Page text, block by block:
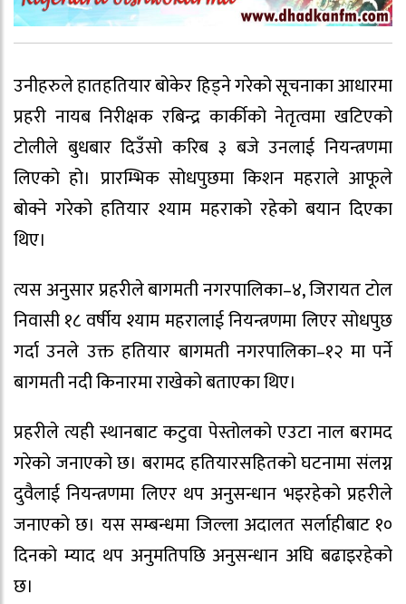
उनीहरुले हातहतियार बोकेर हिड्ने गरेको सूचनाका आधारमा
प्रहरी नायब निरीक्षक रबिन्द्र कार्कीको नेतृत्वमा खटिएको
टोलीले बुधबार दिउँसो करिब ३ बजे उनलाई नियन्त्रणमा
लिएको हो। प्रारम्भिक सोधपुछमा किशन महराले आफूले
बोक्ने गरेको हतियार श्याम महराको रहेको बयान दिएका
थिए।
त्यस अनुसार प्रहरीले बागमती नगरपालिका–४, जिरायत टोल
निवासी १८ वर्षीय श्याम महरालाई नियन्त्रणमा लिएर सोधपुछ
गर्दा उनले उक्त हतियार बागमती नगरपालिका–१२ मा पर्ने
बागमती नदी किनारमा राखेको बताएका थिए।
प्रहरीले त्यही स्थानबाट कटुवा पेस्तोलको एउटा नाल बरामद
गरेको जनाएको छ। बरामद हतियारसहितको घटनामा संलग्न
दुवैलाई नियन्त्रणमा लिएर थप अनुसन्धान भइरहेको प्रहरीले
जनाएको छ। यस सम्बन्धमा जिल्ला अदालत सर्लाहीबाट १०
दिनको म्याद थप अनुमतिपछि अनुसन्धान अघि बढाइरहेको
छ।